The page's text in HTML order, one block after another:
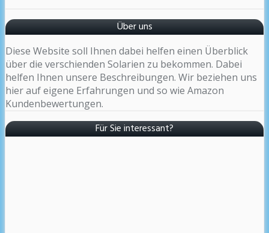
Über uns
Diese Website soll Ihnen dabei helfen einen Überblick
über die verschienden Solarien zu bekommen. Dabei
helfen Ihnen unsere Beschreibungen. Wir beziehen uns
hier auf eigene Erfahrungen und so wie Amazon
Kundenbewertungen.
Für Sie interessant?